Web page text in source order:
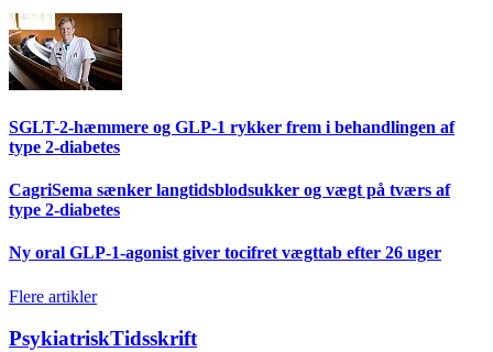
SGLT-2-hæmmere og GLP-1 rykker frem i behandlingen af
type 2-diabetes
CagriSema sænker langtidsblodsukker og vægt på tværs af
type 2-diabetes
Ny oral GLP-1-agonist giver tocifret vægttab efter 26 uger
Flere artikler
PsykiatriskTidsskrift